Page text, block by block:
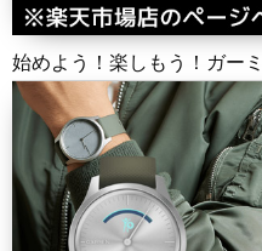
始めよう！楽しもう！ガー